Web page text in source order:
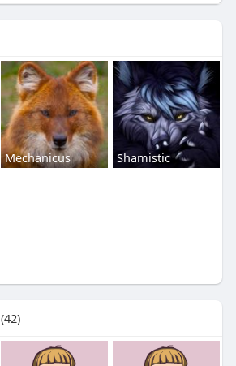
Mechanicus Shamistic
(42)